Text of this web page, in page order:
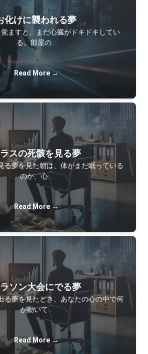
化けに襲われる夢
ますと、まだ心臓がドキドキしてい
る。部屋の…
Read More →
スの死骸を見る夢
る夢を見た朝は、体がまだ眠っている
のか、心…
Read More →
ソン大会にでる夢
る夢を見たとき、あなたの心の中で何
が動いて…
Read More →